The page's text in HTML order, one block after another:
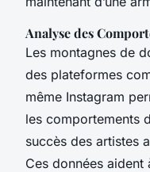
Analyse des
Les montagnes de
des plateformes
même Instagram
les comportements
succès des artistes
Ces données